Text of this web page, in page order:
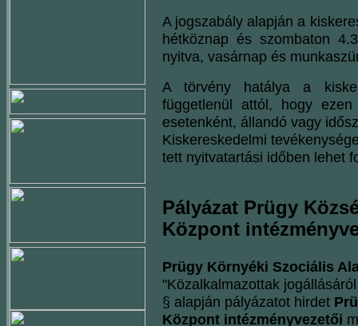
A jogszabály alapján a
hétköznap és szombaton
nyitva, vasárnap és
A törvény hatálya a
függetlenül attól, hogy
esetenként, állandó vagy
Kiskereskedelmi
tett nyitvatartási időben lehet
Pályázat Prügy
Központ
Prügy Környéki Szociális
"Közalkalmazottak
§ alapján pályázatot hirdet
Központ intézményvezetői